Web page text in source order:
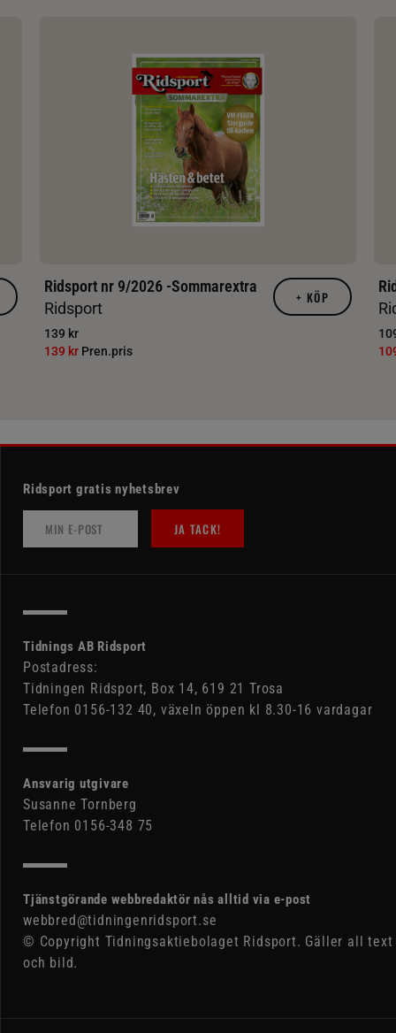
Ridsport nr 9/2026 -Sommarextra
Ridsport
139 kr
139 kr Pren.pris
+ KÖP
Ridsport gratis nyhetsbrev
JA TACK!
Tidnings AB Ridsport
Postadress:
Tidningen Ridsport, Box 14, 619 21 Trosa
Telefon 0156-132 40, växeln öppen kl 8.30-16 vardagar
Ansvarig utgivare
Susanne Tornberg
Telefon 0156-348 75
Tjänstgörande webbredaktör nås alltid via e-post
webbred@tidningenridsport.se
© Copyright Tidningsaktiebolaget Ridsport. Gäller all text
och bild.